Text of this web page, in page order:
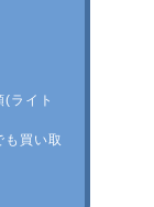
ライト
も買い取